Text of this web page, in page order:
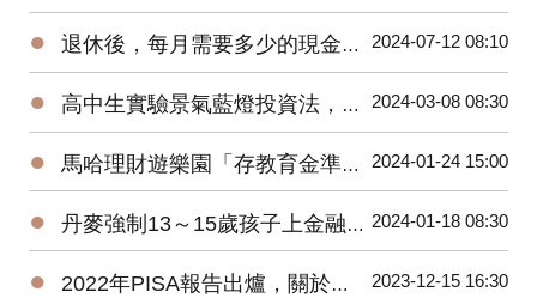
● 退休後，每月需要多少的現金流？58%的人覺得10萬元才夠 2024-07-12 08:10
● 高中生實驗景氣藍燈投資法，一年後獲利近20% 2024-03-08 08:30
● 馬哈理財遊樂園「存教育金準備大調查」，逾七成父母要年存10萬元 2024-01-24 15:00
● 丹麥強制13～15歲孩子上金融教育課程，台灣呢？ 2024-01-18 08:30
● 2022年PISA報告出爐，關於金融素養做了哪些改變？ 2023-12-15 16:30